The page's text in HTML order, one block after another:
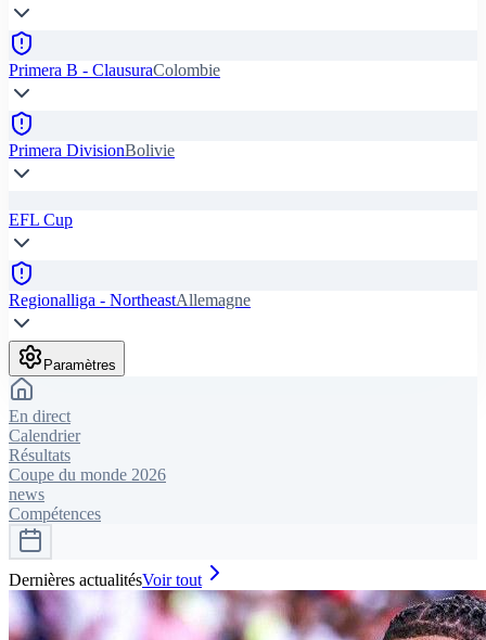
Primera B - ClausuraColombie
Primera DivisionBolivie
EFL Cup
Regionalliga - NortheastAllemagne
Paramètres
En direct
Calendrier
Résultats
Coupe du monde 2026
news
Compétences
Dernières actualitésVoir tout